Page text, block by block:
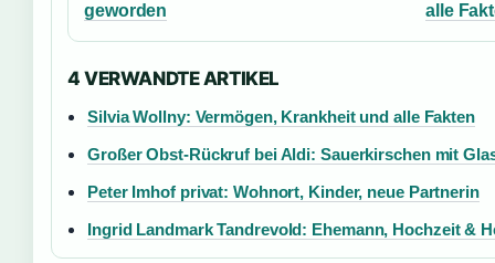
geworden
alle
4 VERWANDTE ARTIKEL
Silvia Wollny: Vermögen, Krankheit und alle Fakten
Großer Obst-Rückruf bei Aldi: Sauerkirschen mit
Peter Imhof privat: Wohnort, Kinder, neue Partnerin
Ingrid Landmark Tandrevold: Ehemann, Hochzeit &